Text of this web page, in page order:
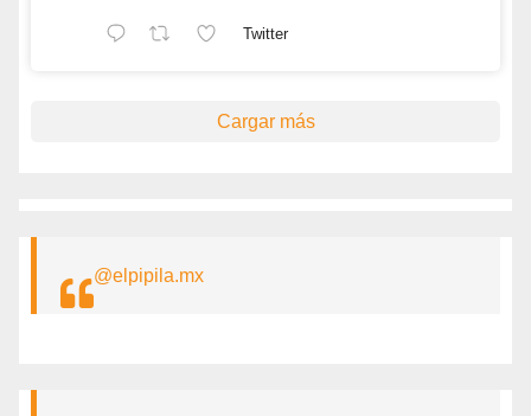
Twitter
Cargar más
@elpipila.mx